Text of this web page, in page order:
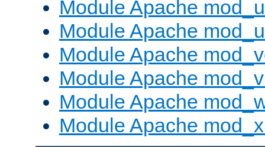
Module Apache
Module Apache
Module Apache
Module Apache
Module Apache
Module Apache